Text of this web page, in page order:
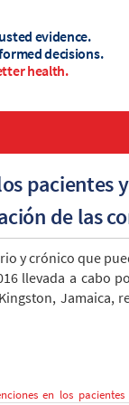
evidence.
decisions.
health.
de las
y crónico que
llevada a cabo
en los